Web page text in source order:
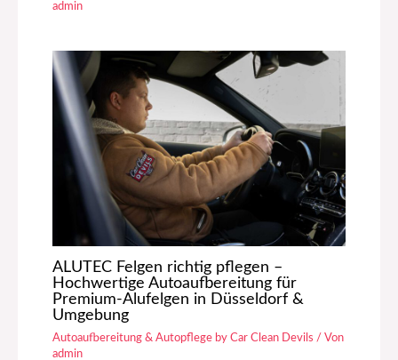
admin
ALUTEC Felgen richtig pflegen –
Hochwertige Autoaufbereitung für
Premium-Alufelgen in Düsseldorf &
Umgebung
Autoaufbereitung & Autopflege by Car Clean Devils / Von
admin